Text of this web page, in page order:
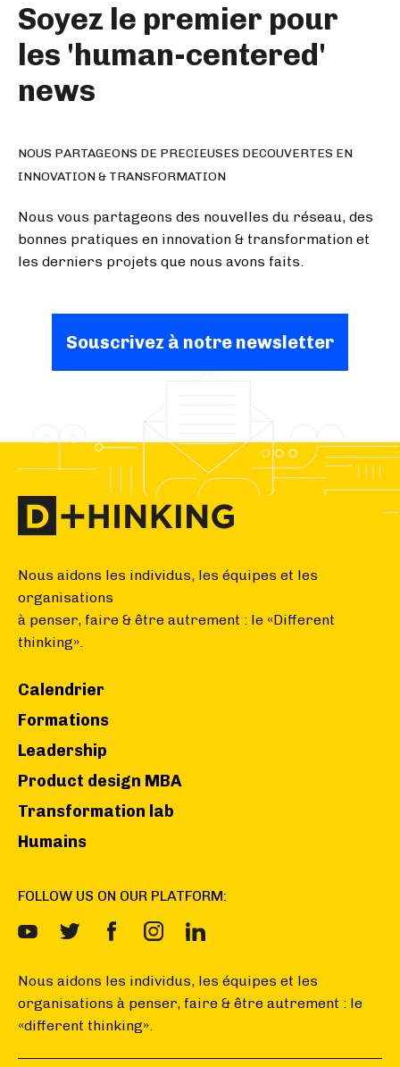
Soyez le premier pour
les 'human-centered'
news
NOUS PARTAGEONS DE PRECIEUSES DECOUVERTES EN
INNOVATION & TRANSFORMATION
Nous vous partageons des nouvelles du réseau, des
bonnes pratiques en innovation & transformation et
les derniers projets que nous avons faits.
Souscrivez à notre newsletter
Nous aidons les individus, les équipes et les
organisations
à penser, faire & être autrement : le «Different
thinking».
Calendrier
Formations
Leadership
Product design MBA
Transformation lab
Humains
FOLLOW US ON OUR PLATFORM:
Nous aidons les individus, les équipes et les
organisations à penser, faire & être autrement : le
«different thinking».